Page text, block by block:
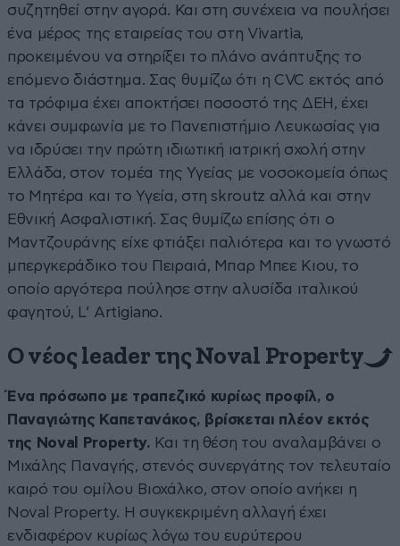
συζητηθεί στην αγορά. Και στη συνέχεια να πουλήσει
ένα μέρος της εταιρείας του στη Vivartia,
προκειμένου να στηρίξει το πλάνο ανάπτυξης το
επόμενο διάστημα. Σας θυμίζω ότι η CVC εκτός από
τα τρόφιμα έχει αποκτήσει ποσοστό της ΔΕΗ, έχει
κάνει συμφωνία με το Πανεπιστήμιο Λευκωσίας για
να ιδρύσει την πρώτη ιδιωτική ιατρική σχολή στην
Ελλάδα, στον τομέα της Υγείας με νοσοκομεία όπως
το Μητέρα και το Υγεία, στη skroutz αλλά και στην
Εθνική Ασφαλιστική. Σας θυμίζω επίσης ότι ο
Μαντζουράνης είχε φτιάξει παλιότερα και το γνωστό
μπεργκεράδικο του Πειραιά, Μπαρ Μπεε Κιου, το
οποίο αργότερα πούλησε στην αλυσίδα ιταλικού
φαγητού, L’ Artigiano.
Ο νέος leader της Noval Property
Ένα πρόσωπο με τραπεζικό κυρίως προφίλ, ο
Παναγιώτης Καπετανάκος, βρίσκεται πλέον εκτός
της Noval Property. Και τη θέση του αναλαμβάνει ο
Μιχάλης Παναγής, στενός συνεργάτης τον τελευταίο
καιρό του ομίλου Βιοχάλκο, στον οποίο ανήκει η
Noval Property. Η συγκεκριμένη αλλαγή έχει
ενδιαφέρον κυρίως λόγω του ευρύτερου